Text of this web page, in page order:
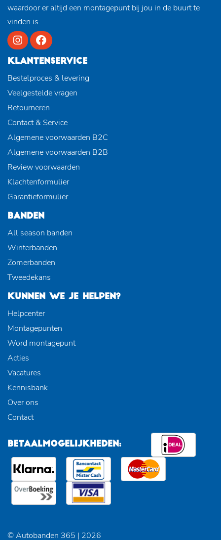
waardoor er altijd een montagepunt bij jou in de buurt te
vinden is.
KLANTENSERVICE
Bestelproces & levering
Veelgestelde vragen
Retourneren
Contact & Service
Algemene voorwaarden B2C
Algemene voorwaarden B2B
Review voorwaarden
Klachtenformulier
Garantieformulier
BANDEN
All season banden
Winterbanden
Zomerbanden
Tweedekans
KUNNEN WE JE HELPEN?
Helpcenter
Montagepunten
Word montagepunt
Acties
Vacatures
Kennisbank
Over ons
Contact
BETAALMOGELIJKHEDEN:
© Autobanden 365 | 2026